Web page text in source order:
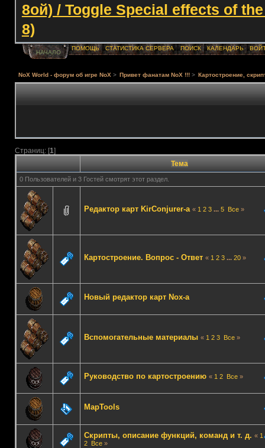
8ой) / Toggle Special effects of
8)
НАЧАЛО
ПОМОЩЬ СТАТИСТИКА СЕРВЕРА ПОИСК КАЛЕНДАРЬ
NoX World - форум об игре NoX > Привет фанатам NoX !!! > Картостроение,
Страниц: [1]
Тема
0 Пользователей и 3 Гостей смотрят этот раздел.
Редактор карт KirConjurer-а « 1 2 3 ... 5 Все»
Картостроение. Вопрос - Ответ « 1 2 3 ... 20»
Новый редактор карт Nox-а
Вспомогательные материалы « 1 2 3 Все»
Руководство по картостроению « 1 2 Все»
MapTools
Скрипты, описание функций, команд и т. д. « 1
2 Все»